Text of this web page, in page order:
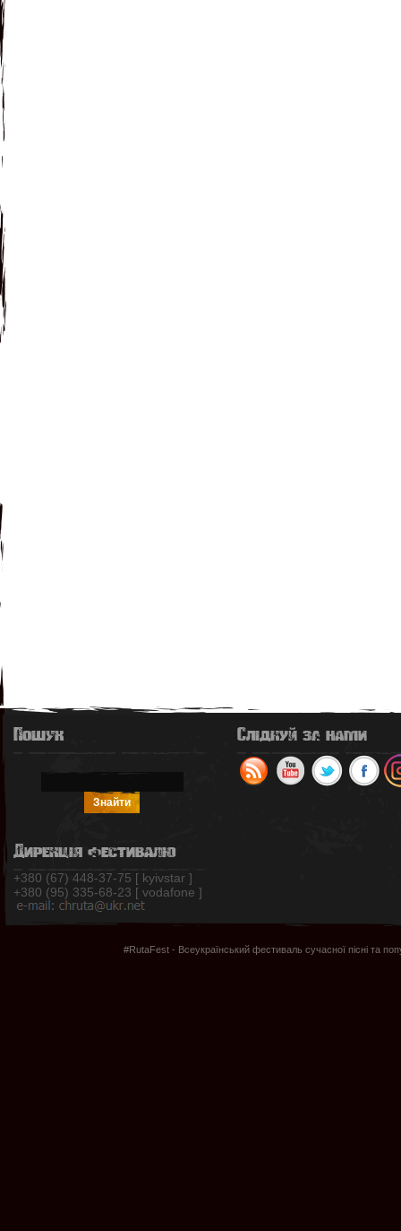
Пошук
Дирекція фестивалю
+380 (67) 448-37-75 [ kyivstar ]
+380 (95) 335-68-23 [ vodafone ]
Слідкуй за нами
#RutaFest - Всеукраїнський фестиваль сучасної пісні та